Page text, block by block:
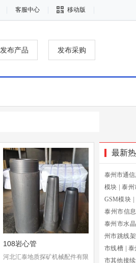
客服中心 移动版
发布产品 发布采购
108岩心管
河北汇泰地质探矿机械配件有限
最新
泰州市通
模块
泰州
GSM模块
泰州市信
泰州市水
州市跳线架
市线槽
泰
市其他接